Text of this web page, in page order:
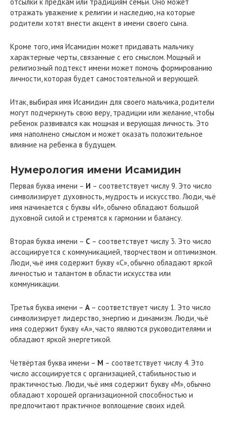
отражать уважение к религии и наследию, на которые
родители хотят внести акцент в имени своего сына.
Кроме того, имя Исамидин может придавать мальчику
характерные черты, связанные с его смыслом. Мощный и
религиозный подтекст имени может помочь формированию
личности, которая будет самостоятельной и верующей.
Итак, выбирая имя Исамидин для своего мальчика, родители
могут подчеркнуть свою веру, традиции или желание, чтобы
ребенок развивался как мощная и верующая личность. Это
имя наполнено смыслом и может оказать положительное
влияние на ребенка в будущем.
Нумерология имени Исамидин
Первая буква имени – И – соответствует числу 9. Это число
символизирует духовность, мудрость и искусство. Люди, чьё
имя начинается с буквы «И», обычно обладают большой
духовной силой и стремятся к гармонии и балансу.
Вторая буква имени – С – соответствует числу 3. Это число
ассоциируется с коммуникацией, творчеством и оптимизмом.
Люди, чьё имя содержит букву «С», обычно обладают яркой
личностью и талантом в области искусства или
коммуникации.
Третья буква имени – А – соответствует числу 1. Это число
символизирует лидерство, энергию и динамизм. Люди, чьё
имя содержит букву «А», часто являются руководителями и
обладают яркой энергетикой.
Четвёртая буква имени – М – соответствует числу 4. Это
число ассоциируется с организацией, стабильностью и
практичностью. Люди, чьё имя содержит букву «М», обычно
обладают хорошей организационной способностью и
предпочитают практичное воплощение своих идей.